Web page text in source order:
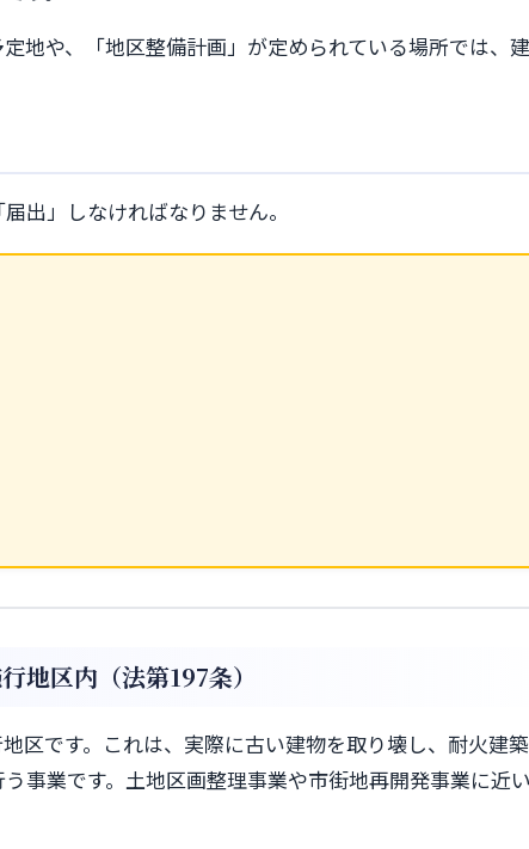
地や、「地区整備計画」が定められている場所では、
出」しなければなりません。
地区内（法第197条）
区です。これは、実際に古い建物を取り壊し、耐火建
事業です。土地区画整理事業や市街地再開発事業に近